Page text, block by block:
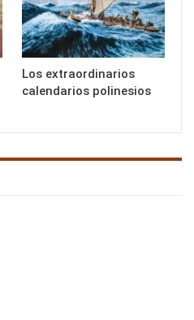
Los extraordinarios
calendarios polinesios